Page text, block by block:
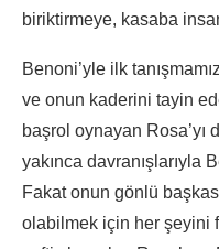
biriktirmeye, kasaba
Benoni’yle ilk
ve onun kaderini tayin
başrol oynayan Rosa’yı
yakınca davranışlarıyla
Fakat onun gönlü
olabilmek için her şeyini